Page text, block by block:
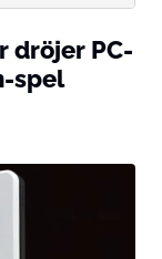
dröjer PC-
spel